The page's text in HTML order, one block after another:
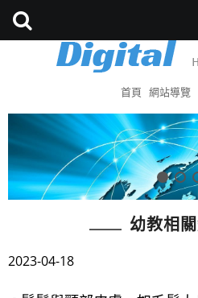
首頁 網站導覽
幼教相
2023-04-18